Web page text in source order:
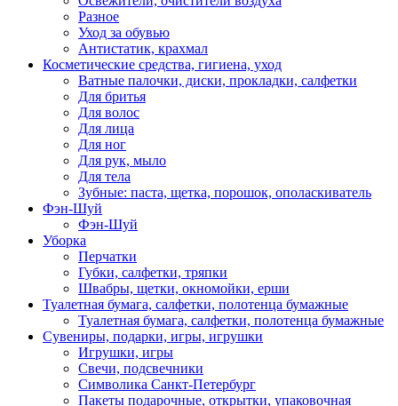
Разное
Уход за обувью
Антистатик, крахмал
Косметические средства, гигиена, уход
Ватные палочки, диски, прокладки, салфетки
Для бритья
Для волос
Для лица
Для ног
Для рук, мыло
Для тела
Зубные: паста, щетка, порошок, ополаскиватель
Фэн-Шуй
Фэн-Шуй
Уборка
Перчатки
Губки, салфетки, тряпки
Швабры, щетки, окномойки, ерши
Туалетная бумага, салфетки, полотенца бумажные
Туалетная бумага, салфетки, полотенца бумажные
Сувениры, подарки, игры, игрушки
Игрушки, игры
Свечи, подсвечники
Символика Санкт-Петербург
Пакеты подарочные, открытки, упаковочная